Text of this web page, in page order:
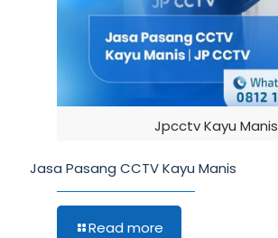
Jpcctv Kayu Manis
Jasa Pasang CCTV Kayu Manis
Read more